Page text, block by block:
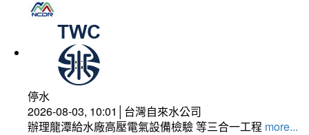
停水
2026-08-03, 10:01│台灣自來水公司
辦理龍潭給水廠高壓電氣設備檢驗 等三合一工程 more...